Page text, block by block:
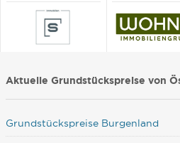
Aktuelle Grundstückspreise von
Grundstückspreise Burgenland